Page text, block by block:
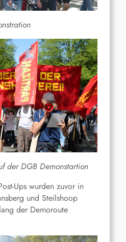
der DGB Demonstartion
Ups wurden zuvor in
und Steilshoop
der Demoroute